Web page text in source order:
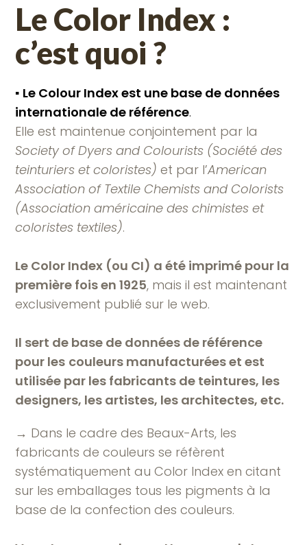
Le Color Index :
c’est quoi ?
▪︎ Le Colour Index est une base de données
internationale de référence.
Elle est maintenue conjointement par la
Society of Dyers and Colourists (Société des
teinturiers et coloristes) et par l’American
Association of Textile Chemists and Colorists
(Association américaine des chimistes et
coloristes textiles).
Le Color Index (ou CI) a été imprimé pour la
première fois en 1925, mais il est maintenant
exclusivement publié sur le web.
Il sert de base de données de référence
pour les couleurs manufacturées et est
utilisée par les fabricants de teintures, les
designers, les artistes, les architectes, etc.
→ Dans le cadre des Beaux-Arts, les
fabricants de couleurs se réfèrent
systématiquement au Color Index en citant
sur les emballages tous les pigments à la
base de la confection des couleurs.